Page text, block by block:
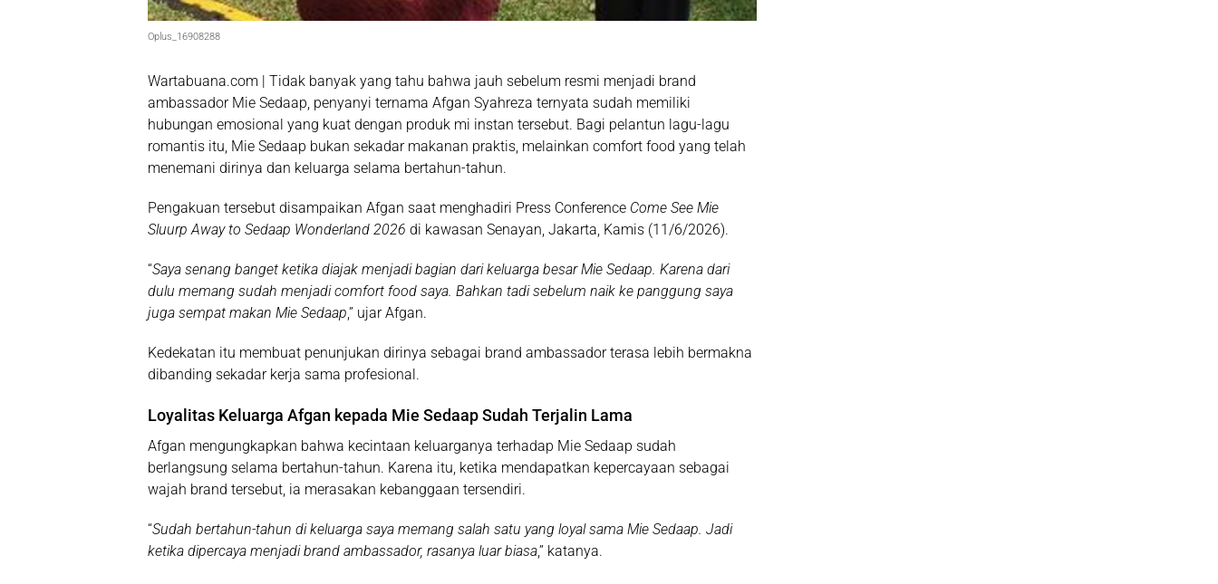
Oplus_16908288
Wartabuana.com | Tidak banyak yang tahu bahwa jauh sebelum resmi menjadi brand
ambassador Mie Sedaap, penyanyi ternama Afgan Syahreza ternyata sudah memiliki
hubungan emosional yang kuat dengan produk mi instan tersebut. Bagi pelantun lagu-lagu
romantis itu, Mie Sedaap bukan sekadar makanan praktis, melainkan comfort food yang telah
menemani dirinya dan keluarga selama bertahun-tahun.
Pengakuan tersebut disampaikan Afgan saat menghadiri Press Conference Come See Mie
Sluurp Away to Sedaap Wonderland 2026 di kawasan Senayan, Jakarta, Kamis (11/6/2026).
“Saya senang banget ketika diajak menjadi bagian dari keluarga besar Mie Sedaap. Karena dari
dulu memang sudah menjadi comfort food saya. Bahkan tadi sebelum naik ke panggung saya
juga sempat makan Mie Sedaap,” ujar Afgan.
Kedekatan itu membuat penunjukan dirinya sebagai brand ambassador terasa lebih bermakna
dibanding sekadar kerja sama profesional.
Loyalitas Keluarga Afgan kepada Mie Sedaap Sudah Terjalin Lama
Afgan mengungkapkan bahwa kecintaan keluarganya terhadap Mie Sedaap sudah
berlangsung selama bertahun-tahun. Karena itu, ketika mendapatkan kepercayaan sebagai
wajah brand tersebut, ia merasakan kebanggaan tersendiri.
“Sudah bertahun-tahun di keluarga saya memang salah satu yang loyal sama Mie Sedaap. Jadi
ketika dipercaya menjadi brand ambassador, rasanya luar biasa,” katanya.